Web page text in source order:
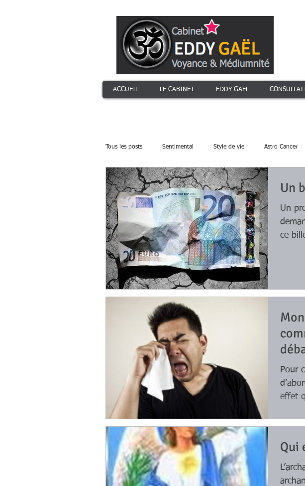
ACCUEIL LE CABINET EDDY GAËL
Tous les posts Sentimental Style de vie Astro Cancer
Astro Animal totem 4 éléments astrologiques ?
Astrologie : Prédictions et Compati Thème astral & thème
Signe astrologique : tout savoir astro Gémeau
Compatibilité amoureuse
Un premier rendez-vous réussi grâce
Astro Sagittaire Quels sont les signes astrologiques
Astro Capricorne Astro Verseau
Un
Un
demande
ce billet ? Les mains se
Pour
effet
Qui